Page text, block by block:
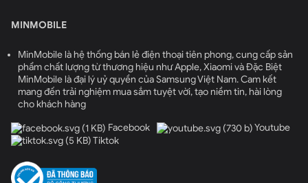
MINMOBILE
MinMobile là hệ thống bán lẻ điện thoại tiên phong, cung cấp sản
phẩm chất lượng từ thương hiệu như Apple, Xiaomi và Đặc Biệt
MinMobile là đại lý uỷ quyền của Samsung Việt Nam. Cam kết
mang đến trải nghiệm mua sắm tuyệt vời, tạo niềm tin, hài lòng
cho khách hàng
Facebook
Youtube
Tiktok